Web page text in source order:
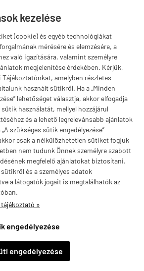
kezelése
(cookie) és egyéb technológiákat
mérésére és elemzésére, a
való igazítására, valamint személyre
megjelenítése érdekében. Kérjük,
Tájékoztatónkat, amelyben részletes
használt sütikről. Ha a „Minden
lehetőséget választja, akkor elfogadja
használatát, mellyel hozzájárul
és a lehető legrelevánsabb ajánlatok
szükséges sütik engedélyezése”
csak a nélkülözhetetlen sütiket fogjuk
nem tudunk Önnek személyre szabott
megfelelő ajánlatokat biztosítani.
és a személyes adatok
a látogatók jogait is megtalálhatók az
»
engedélyezése
engedélyezése
Nutricost Vitamin D3
5.000 UI, 240 lágykapszula
8 690 Ft
(36 Ft / lágykapszula)
 KOSÁRBA
-5%
